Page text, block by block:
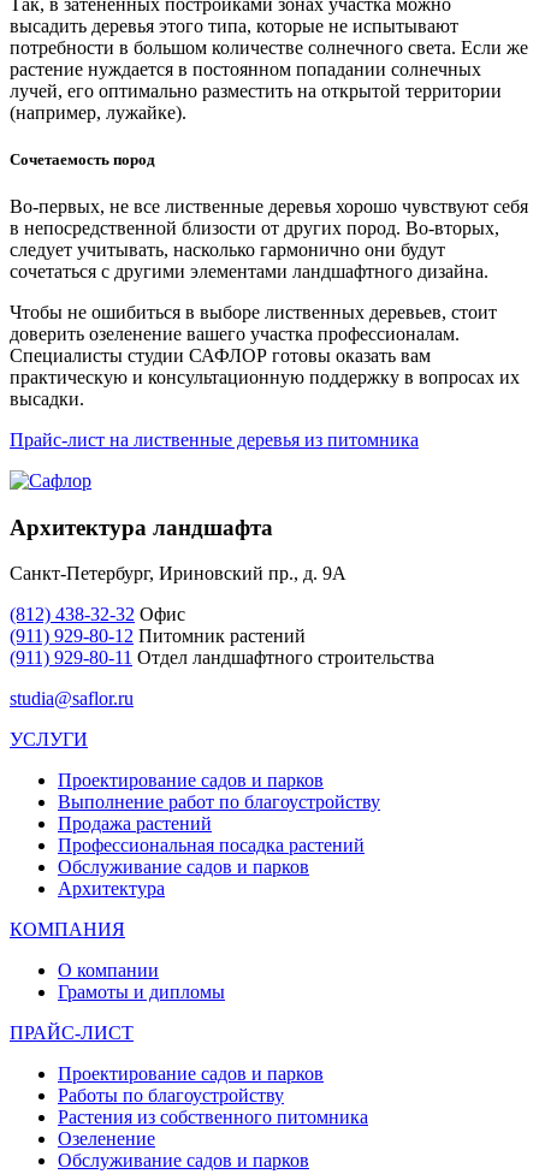
высадить деревья этого типа, которые не испытывают
потребности в большом количестве солнечного света. Если же
растение нуждается в постоянном попадании солнечных
лучей, его оптимально разместить на открытой территории
(например, лужайке).
Сочетаемость пород
Во-первых, не все лиственные деревья хорошо чувствуют себя
в непосредственной близости от других пород. Во-вторых,
следует учитывать, насколько гармонично они будут
сочетаться с другими элементами ландшафтного дизайна.
Чтобы не ошибиться в выборе лиственных деревьев, стоит
доверить озеленение вашего участка профессионалам.
Специалисты студии САФЛОР готовы оказать вам
практическую и консультационную поддержку в вопросах их
высадки.
Прайс-лист на лиственные деревья из питомника
Архитектура ландшафта
Санкт-Петербург, Ириновский пр., д. 9А
(812) 438-32-32 Офис
(911) 929-80-12 Питомник растений
(911) 929-80-11 Отдел ландшафтного строительства
studia@saflor.ru
УСЛУГИ
Проектирование садов и парков
Выполнение работ по благоустройству
Продажа растений
Профессиональная посадка растений
Обслуживание садов и парков
Архитектура
КОМПАНИЯ
О компании
Грамоты и дипломы
ПРАЙС-ЛИСТ
Проектирование садов и парков
Работы по благоустройству
Растения из собственного питомника
Озеленение
Обслуживание садов и парков